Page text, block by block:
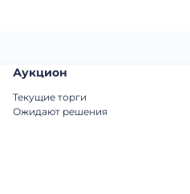
Аукцион
Текущие торги
Ожидают решения